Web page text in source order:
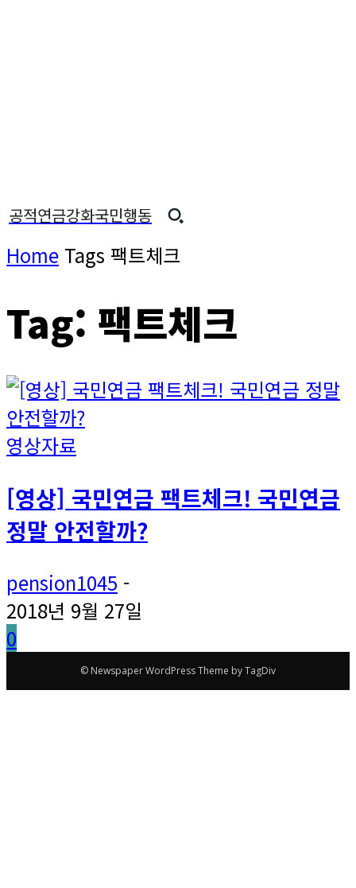
공적연금강화국민행동
Home Tags 팩트체크
Tag: 팩트체크
영상자료
[영상] 국민연금 팩트체크! 국민연금
정말 안전할까?
pension1045 -
2018년 9월 27일
0
© Newspaper WordPress Theme by TagDiv